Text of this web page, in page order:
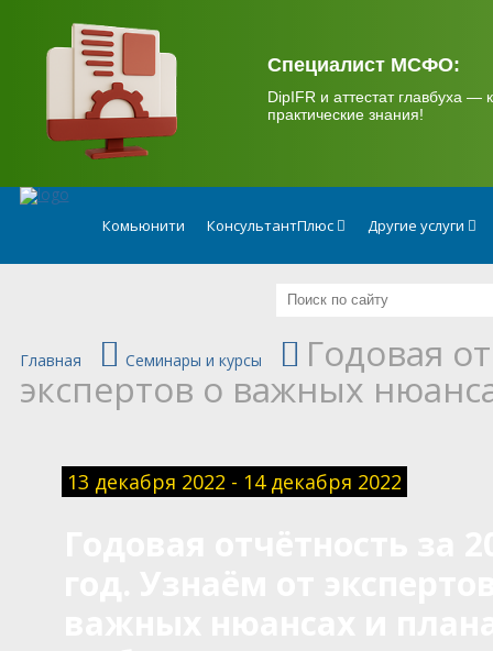
Специалист МСФО:
DipIFR и аттестат главбуха —
практические знания!
Комьюнити КонсультантПлюс Другие услуги
Главная Семинары и курсы Годовая
экспертов о важных
13 декабря 2022 - 14 декабря 2022